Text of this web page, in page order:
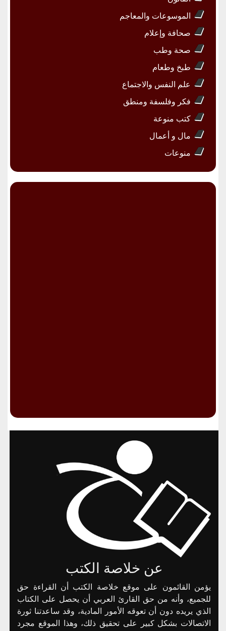
الموسوعات والمعاجم
صحافة وإعلام
صحة وطب
طبخ وطعام
علم النفس والاجتماع
فكر وفلسفة ومنطق
كتب منوعة
مال و أعمال
منوعات
عن خلاصة الكتب
يؤمن القائمون على موقع خلاصة الكتب أن القراءة حق
للجميع، وأنه من حق القارئ العربي أن يحصل على الكتاب
الذي يريده دون أن تعوقه الأمور المادية، وقد ساعدتنا ثورة
الاتصالات بشكل كبير على تحقيق ذلك، وهذا الموقع مجرد